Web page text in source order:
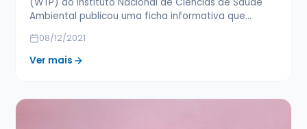
(WTP) do Instituto Nacional de Ciências de Saúde
Ambiental publicou uma ficha informativa que…
08/12/2021
Ver mais